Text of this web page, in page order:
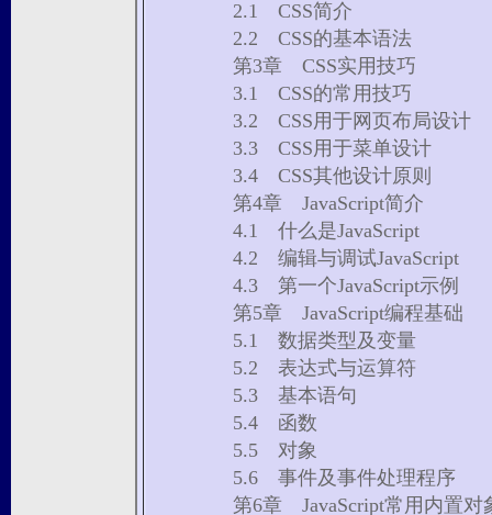
2.1 CSS简介
2.2 CSS的基本语法
第3章 CSS实用技巧
3.1 CSS的常用技巧
3.2 CSS用于网页布局设计
3.3 CSS用于菜单设计
3.4 CSS其他设计原则
第4章 JavaScript简介
4.1 什么是JavaScript
4.2 编辑与调试JavaScript
4.3 第一个JavaScript示例
第5章 JavaScript编程基础
5.1 数据类型及变量
5.2 表达式与运算符
5.3 基本语句
5.4 函数
5.5 对象
5.6 事件及事件处理程序
第6章 JavaScript常用内置